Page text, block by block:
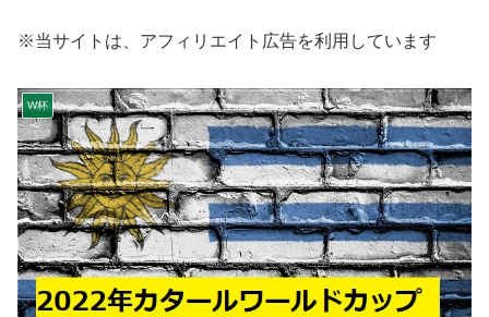
※当サイトは、アフィリエイト広告を利用しています
W杯